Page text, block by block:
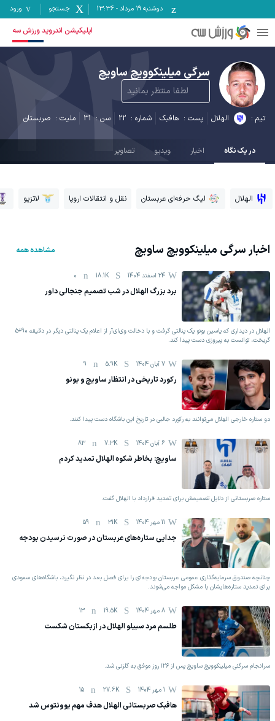
دوشنبه ۱۹ مرداد -
13:36 جستجو ورود
اپلیکیشن اندروید ورزش سه
سرگی میلینکوویچ ساویچ
لطفا منتظر بمانید
تیم : الهلال پست : هافبک شماره : 22 سن : 31 ملیت : صربستان
22 در یک نگاه اخبار ویدیو تصاویر
الهلال لیگ حرفه‌ای عربستان نقل و انتقالات اروپا لاتزیو
اخبارسرگی میلینکوویچ ساویچ مشاهده همه
24 اسفند 1404 18.1K
0
برد بزرگ الهلال در شب تصمیم جنجالی داور
الهلال در دیداری که یاسین بونو یک پنالتی گرفت و با دخالت وی‌ای‌آر از اعلام یک پنالتی دیگر در دقیقه 90+5
گریخت، توانست به پیروزی دست پیدا کند.
7 آبان 1404 5.9K
9
رکورد تاریخی در انتظار ساویچ و بونو
دو ستاره خارجی الهلال می‌توانند به رکورد جالبی در تاریخ این باشگاه دست پیدا کنند.
6 آبان 1404 7.3K
83
ساویچ: بخاطر شکوه الهلال تمدید کردم
ستاره صربستانی از دلایل تصمیمش برای تمدید قرارداد با الهلال گفت.
11 مهر 1404 31K
59
جدایی ستاره‌های عربستان در صورت نرسیدن بودجه
چنانچه صندوق سرمایه‌گذاری عمومی عربستان بودجه‌ای را برای فصل بعد در نظر نگیرد، باشگاه‌های سعودی
برای تمدید ستاره‌هایشان با مشکل مواجه می‌شوند.
8 مهر 1404 19.5K
13
طلسم مرد سبیلو الهلال در ازبکستان شکست
سرانجام سرگئی میلینکوویچ ساویچ پس از ۱۲۶ روز موفق به گلزنی شد.
1 مهر 1404 27.6K
15
هافبک صربستانی الهلال هدف مهم یوونتوس شد